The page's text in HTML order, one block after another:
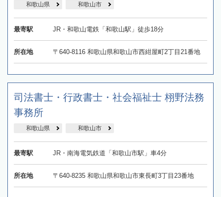
和歌山県 和歌山市
最寄駅 JR・和歌山電鉄「和歌山駅」徒歩18分
所在地 〒640-8116 和歌山県和歌山市西紺屋町2丁目21番地
司法書士・行政書士・社会福祉士 栩野法務
事務所
和歌山県 和歌山市
最寄駅 JR・南海電気鉄道「和歌山市駅」車4分
所在地 〒640-8235 和歌山県和歌山市東長町3丁目23番地